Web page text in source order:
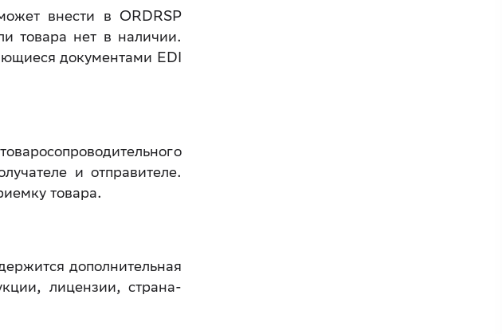
внести в ORDRSP
товара нет в наличии.
документами EDI
и отправителе.
товара.
дополнительная
лицензии, страна-